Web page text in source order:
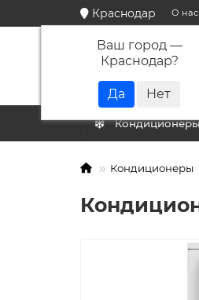
Краснодар
Ваш город —
Краснодар?
О нас
Кондиционеры